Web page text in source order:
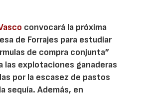
convocará la próxima
de Forrajes para estudiar
de compra conjunta”
las explotaciones ganaderas
por la escasez de pastos
sequía. Además, en